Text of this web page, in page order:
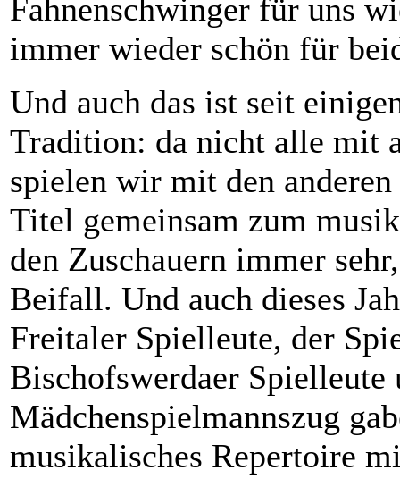
Fahnenschwinger für uns
immer wieder schön für
Und auch das ist seit
Tradition: da nicht alle mit
spielen wir mit den
Titel gemeinsam zum
den Zuschauern immer
Beifall. Und auch dieses
Freitaler Spielleute, der
Bischofswerdaer Spielleute
Mädchenspielmannszug
musikalisches Repertoire